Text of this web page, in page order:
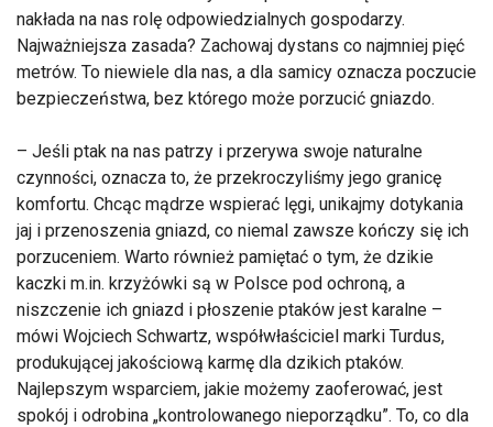
nakłada na nas rolę odpowiedzialnych gospodarzy.
Najważniejsza zasada? Zachowaj dystans co najmniej pięć
metrów. To niewiele dla nas, a dla samicy oznacza poczucie
bezpieczeństwa, bez którego może porzucić gniazdo.
– Jeśli ptak na nas patrzy i przerywa swoje naturalne
czynności, oznacza to, że przekroczyliśmy jego granicę
komfortu. Chcąc mądrze wspierać lęgi, unikajmy dotykania
jaj i przenoszenia gniazd, co niemal zawsze kończy się ich
porzuceniem. Warto również pamiętać o tym, że dzikie
kaczki m.in. krzyżówki są w Polsce pod ochroną, a
niszczenie ich gniazd i płoszenie ptaków jest karalne –
mówi Wojciech Schwartz, współwłaściciel marki Turdus,
produkującej jakościową karmę dla dzikich ptaków.
Najlepszym wsparciem, jakie możemy zaoferować, jest
spokój i odrobina „kontrolowanego nieporządku”. To, co dla